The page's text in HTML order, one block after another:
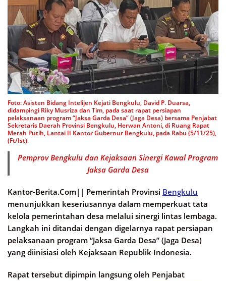
Foto: Asisten Bidang Intelijen Kejati Bengkulu, David P. Duarsa,
didampingi Riky Musriza dan Tim, pada saat rapat persiapan
pelaksanaan program “Jaksa Garda Desa” (Jaga Desa) bersama Penjabat
Sekretaris Daerah Provinsi Bengkulu, Herwan Antoni, di Ruang Rapat
Merah Putih, Lantai II Kantor Gubernur Bengkulu, pada Rabu (5/11/25),
(Ft/Ist).
Pemprov Bengkulu dan Kejaksaan Sinergi Kawal Program
Jaksa Garda Desa
Kantor-Berita.Com|| Pemerintah Provinsi Bengkulu
menunjukkan keseriusannya dalam memperkuat tata
kelola pemerintahan desa melalui sinergi lintas lembaga.
Langkah ini ditandai dengan digelarnya rapat persiapan
pelaksanaan program “Jaksa Garda Desa” (Jaga Desa)
yang diinisiasi oleh Kejaksaan Republik Indonesia.
Rapat tersebut dipimpin langsung oleh Penjabat